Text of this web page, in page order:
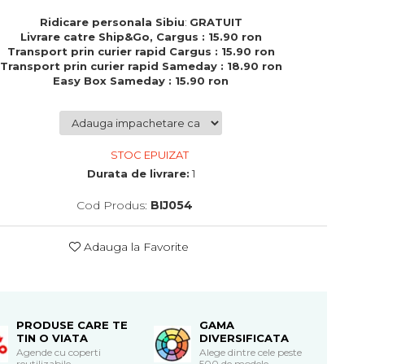
Ridicare personala Sibiu: GRATUIT
Livrare catre Ship&Go, Cargus : 15.90 ron
Transport prin curier rapid Cargus : 15.90 ron
Transport prin curier rapid Sameday : 18.90 ron
Easy Box Sameday : 15.90 ron
STOC EPUIZAT
Durata de livrare: 1
Cod Produs: BIJ054
Adauga la Favorite
PRODUSE CARE TE
TIN O VIATA
Agende cu coperti
GAMA
DIVERSIFICATA
Alege dintre cele peste